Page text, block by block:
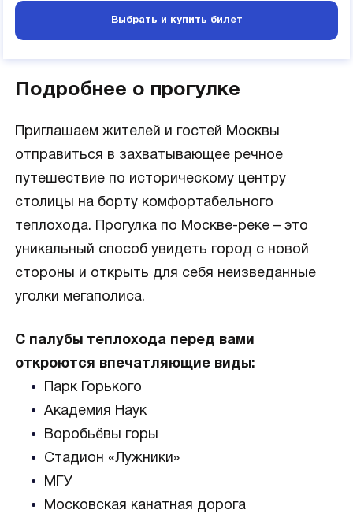
Выбрать и купить билет
Подробнее о прогулке
Приглашаем жителей и гостей Москвы
отправиться в захватывающее речное
путешествие по историческому центру
столицы на борту комфортабельного
теплохода. Прогулка по Москве-реке – это
уникальный способ увидеть город с новой
стороны и открыть для себя неизведанные
уголки мегаполиса.
С палубы теплохода перед вами
откроются впечатляющие виды:
Парк Горького
Академия Наук
Воробьёвы горы
Стадион «Лужники»
МГУ
Московская канатная дорога